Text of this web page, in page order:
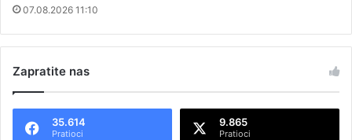
07.08.2026 11:10
Zapratite nas
35.614
Pratioci
9.865
Pratioci